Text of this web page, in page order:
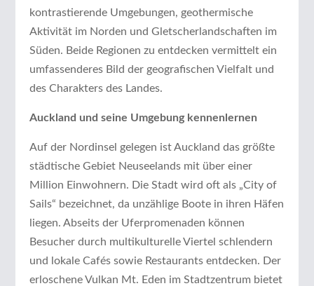
kontrastierende Umgebungen, geothermische
Aktivität im Norden und Gletscherlandschaften im
Süden. Beide Regionen zu entdecken vermittelt ein
umfassenderes Bild der geografischen Vielfalt und
des Charakters des Landes.
Auckland und seine Umgebung kennenlernen
Auf der Nordinsel gelegen ist Auckland das größte
städtische Gebiet Neuseelands mit über einer
Million Einwohnern. Die Stadt wird oft als „City of
Sails“ bezeichnet, da unzählige Boote in ihren Häfen
liegen. Abseits der Uferpromenaden können
Besucher durch multikulturelle Viertel schlendern
und lokale Cafés sowie Restaurants entdecken. Der
erloschene Vulkan Mt. Eden im Stadtzentrum bietet